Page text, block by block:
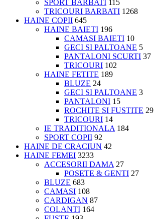
SPORT BARBATI 115
TRICOURI BARBATI 1268
HAINE COPII 645
HAINE BAIETI 196
CAMASI BAIETI 10
GECI SI PALTOANE 5
PANTALONI SCURTI 37
TRICOURI 102
HAINE FETITE 189
BLUZE 24
GECI SI PALTOANE 3
PANTALONI 15
ROCHITE SI FUSTITE 29
TRICOURI 14
IE TRADITIONALA 184
SPORT COPII 92
HAINE DE CRACIUN 42
HAINE FEMEI 3233
ACCESORII DAMA 27
POSETE & GENTI 27
BLUZE 683
CAMASI 108
CARDIGAN 87
COLANTI 164